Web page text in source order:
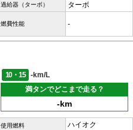
過給器（ターボ） ターボ
燃費性能 -
10・15
-km/L
満タンでどこまで走る？
-km
使用燃料
ハイオク